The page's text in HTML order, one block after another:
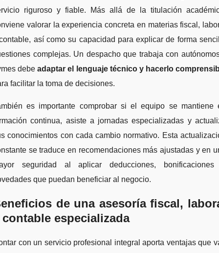
riguroso y fiable. Más allá de la titulación
valorar la experiencia concreta en materias fiscal,
así como su capacidad para explicar de forma
complejas. Un despacho que trabaja con
debeadaptar el lenguaje técnico y hacerlo
facilitar la toma de decisiones.
es importante comprobar si el equipo se mantiene
continua, asiste a jornadas especializadas y
conocimientos con cada cambio normativo. Esta
se traduce en recomendaciones más ajustadas y en
seguridad al aplicar deducciones,
que puedan beneficiar al negocio.
de una asesoría fiscal,
contable especializada
con un servicio profesional integral aporta ventajas que